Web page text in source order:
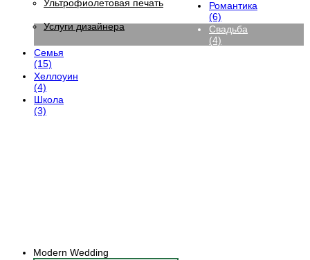
Ультрофиолетовая печать
Услуги дизайнера
Романтика
(6)
Свадьба
(4)
Семья
(15)
Хеллоуин
(4)
Школа
(3)
Modern Wedding